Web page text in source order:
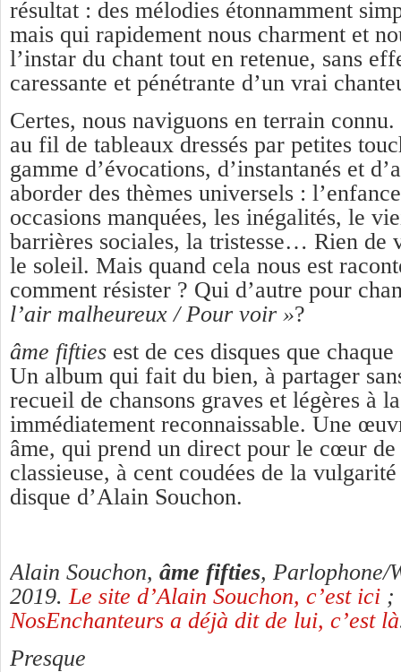
résultat : des mélodies étonnamment
mais qui rapidement nous charment et
l’instar du chant tout en retenue, sans
caressante et pénétrante d’un vrai
Certes, nous naviguons en terrain
au fil de tableaux dressés par petites
gamme d’évocations, d’instantanés et
aborder des thèmes universels :
occasions manquées, les inégalités, le
barrières sociales, la tristesse… Rien de
le soleil. Mais quand cela nous est
comment résister ? Qui d’autre pour
l’air malheureux / Pour voir »?
âme fifties est de ces disques que
Un album qui fait du bien, à partager
recueil de chansons graves et légères à
immédiatement reconnaissable. Une
âme, qui prend un direct pour le cœur de
classieuse, à cent coudées de la
disque d’Alain Souchon.
Alain Souchon, âme fifties, Parlophone/
2019. Le site d’Alain Souchon, c’est ici ;
NosEnchanteurs a déjà dit de lui, c’est là
Presque